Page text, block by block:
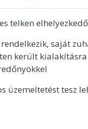
telken
saját
került
üzemeltetést tesz